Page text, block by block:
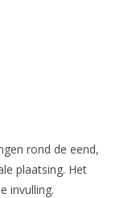
rond de eend,
plaatsing. Het
invulling.